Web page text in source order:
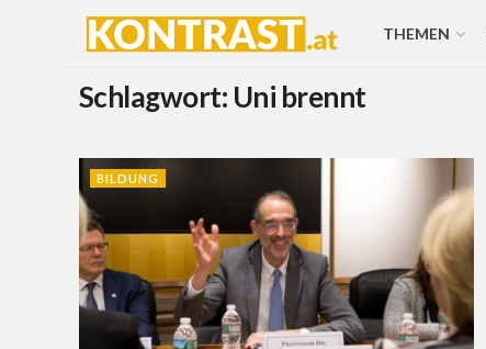
THEMEN
Schlagwort: Uni brennt
BILDUNG